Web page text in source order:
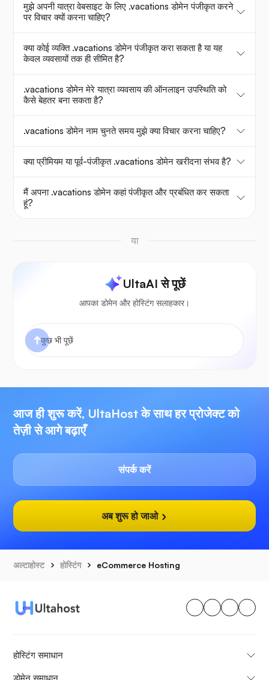
मुझे अपनी यात्रा वेबसाइट के लिए .vacations डोमेन पंजीकृत करने
पर विचार क्यों करना चाहिए?
क्या कोई व्यक्ति .vacations डोमेन पंजीकृत करा सकता है या यह
केवल व्यवसायों तक ही सीमित है?
.vacations डोमेन मेरे यात्रा व्यवसाय की ऑनलाइन उपस्थिति को
कैसे बेहतर बना सकता है?
.vacations डोमेन नाम चुनते समय मुझे क्या विचार करना चाहिए?
क्या प्रीमियम या पूर्व-पंजीकृत .vacations डोमेन खरीदना संभव है?
मैं अपना .vacations डोमेन कहां पंजीकृत और प्रबंधित कर सकता
हूं?
या
UltaAI से पूछें
आपका डोमेन और होस्टिंग सलाहकार।
आज ही शुरू करें, UltaHost के साथ हर प्रोजेक्ट को
तेज़ी से आगे बढ़ाएँ
संपर्क करें
अब शुरू हो जाओ
अल्टाहोस्ट होस्टिंग eCommerce Hosting
होस्टिंग समाधान